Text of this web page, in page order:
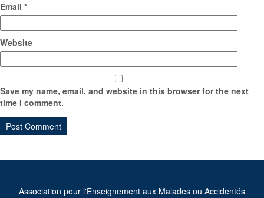
Email *
Website
Save my name, email, and website in this browser for the next
time I comment.
Association pour l'Enseignement aux Malades ou Accidentés